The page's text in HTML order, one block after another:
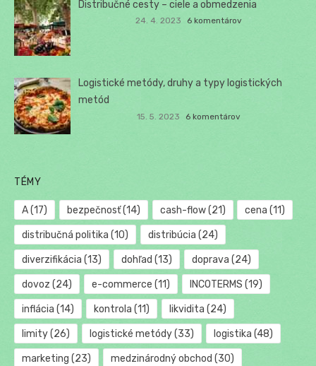
Distribučné cesty – ciele a obmedzenia
24. 4. 2023 6 komentárov
Logistické metódy, druhy a typy logistických
metód
15. 5. 2023 6 komentárov
TÉMY
A(17) bezpečnosť(14) cash-flow(21) cena (11)
distribučná politika (10) distribúcia (24)
diverzifikácia (13) dohľad (13) doprava (24)
dovoz (24) e-commerce (11) INCOTERMS (19)
inflácia (14) kontrola (11) likvidita (24)
limity(26) logistické metódy(33) logistika (48)
marketing (23) medzinárodný obchod (30)